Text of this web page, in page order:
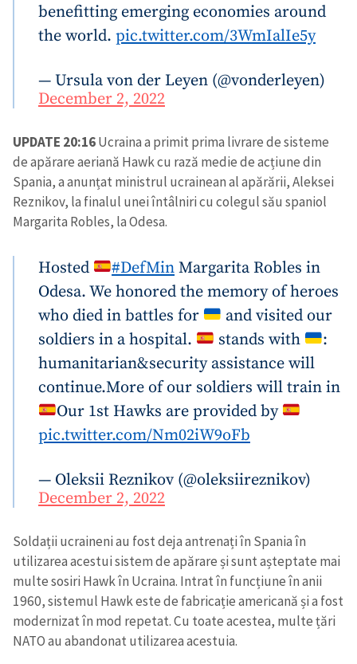
benefitting emerging economies around
the world. pic.twitter.com/3WmIalIe5y
— Ursula von der Leyen (@vonderleyen)
December 2, 2022
UPDATE 20:16Ucraina a primit prima livrare de sisteme
de apărare aeriană Hawk cu rază medie de acțiune din
Spania, a anunțat ministrul ucrainean al apărării, Aleksei
Reznikov, la finalul unei întâlniri cu colegul său spaniol
Margarita Robles, la Odesa.
Hosted #DefMinMargarita Robles in
Odesa. We honored the memory of heroes
who died in battles for
and visited our
soldiers in a hospital.
stands with
:
humanitarian&security assistance will
continue.More of our soldiers will train in
Our 1st Hawks are provided by
pic.twitter.com/Nm02iW9oFb
— Oleksii Reznikov (@oleksiireznikov)
December 2, 2022
Soldații ucraineni au fost deja antrenați în Spania în
utilizarea acestui sistem de apărare și sunt așteptate mai
multe sosiri Hawk în Ucraina. Intrat în funcțiune în anii
1960, sistemul Hawk este de fabricație americană și a fost
modernizat în mod repetat. Cu toate acestea, multe țări
NATO au abandonat utilizarea acestuia.